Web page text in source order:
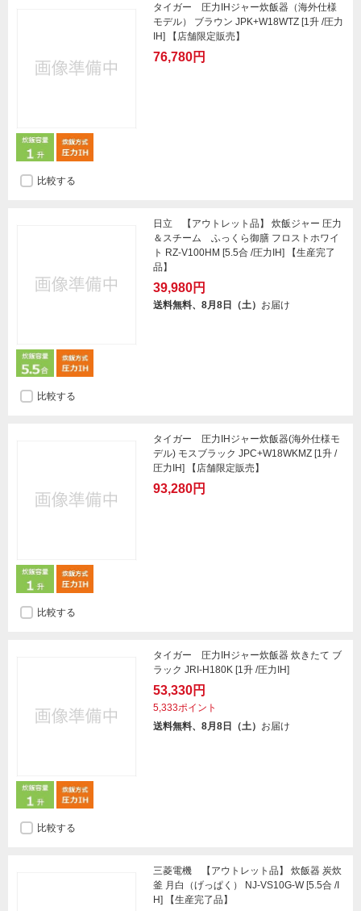
タイガー 圧力IHジャー炊飯器（海外仕様
モデル） ブラウン JPK+W18WTZ [1升 /圧力
IH] 【店舗限定販売】
76,780円
比較する
日立 【アウトレット品】 炊飯ジャー 圧力
＆スチーム ふっくら御膳 フロストホワイ
ト RZ-V100HM [5.5合 /圧力IH] 【生産完了
品】
39,980円
送料無料、8月8日（土） お届け
比較する
タイガー 圧力IHジャー炊飯器(海外仕様モ
デル) モスブラック JPC+W18WKMZ [1升 /
圧力IH] 【店舗限定販売】
93,280円
比較する
タイガー 圧力IHジャー炊飯器 炊きたて ブ
ラック JRI-H180K [1升 /圧力IH]
53,330円
5,333ポイント
送料無料、8月8日（土） お届け
比較する
三菱電機 【アウトレット品】 炊飯器 炭炊
釜 月白（げっぱく） NJ-VS10G-W [5.5合 /I
H] 【生産完了品】